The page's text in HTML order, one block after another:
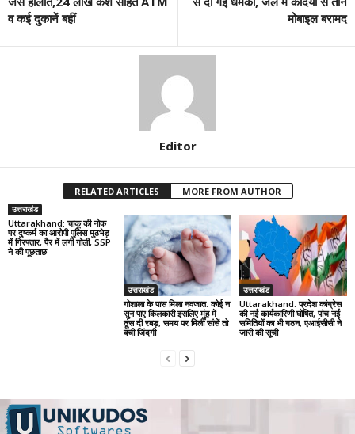
व कई दुकानें बहीं
मोबाइल बरामद
Editor
RELATED ARTICLES MORE FROM AUTHOR
उत्तराखंड
Uttarakhand: चाकू की नोक
पर दुष्कर्म का आरोपी पुलिस मुठभेड़
में गिरफ्तार, पैर में लगी गोली, SSP
ने की पूछताछ
उत्तराखंड
गोशाला के पास मिला नवजात: कोई न
सुन पाए किलकारी इसलिए मुंह में
ठूंस दी रबड़, समय पर मिलीं सांसें तो
बची जिंदगी
उत्तराखंड
Uttarakhand: प्रदेश कांग्रेस
की नई कार्यकारिणी घोषित, पांच नई
समितियों का भी गठन, एआईसीसी ने
जारी की सूची